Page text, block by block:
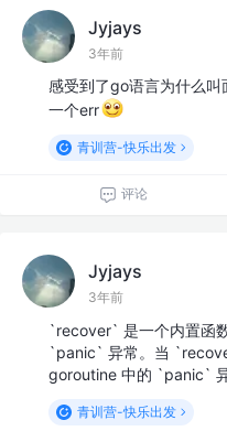
Jyjays
3年前
感受到了go语言为什么
一个err
青训营-快乐出发
评论
Jyjays
3年前
`recover` 是一个内置函
`panic` 异常。当
goroutine 中的 `panic`
青训营-快乐出发